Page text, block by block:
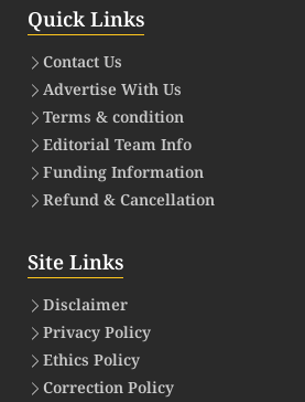
Quick Links
Contact Us
Advertise With Us
Terms & condition
Editorial Team Info
Funding Information
Refund & Cancellation
Site Links
Disclaimer
Privacy Policy
Ethics Policy
Correction Policy